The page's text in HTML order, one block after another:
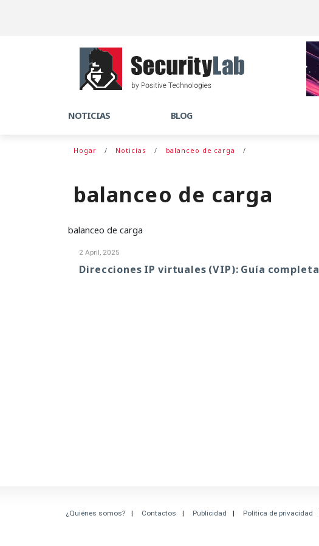
NOTICIAS BLOG
Hogar Noticias balanceo de carga
balanceo de carga
balanceo de carga
2 April, 2025
Direcciones IP virtuales (VIP): Guía completa
¿Quiénes somos? Contactos Publicidad Política de privacidad